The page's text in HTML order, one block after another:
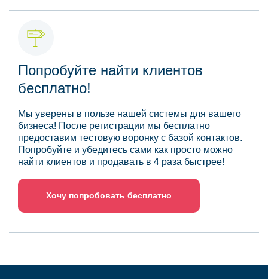
Попробуйте найти клиентов
бесплатно!
Мы уверены в пользе нашей системы для вашего
бизнеса! После регистрации мы бесплатно
предоставим тестовую воронку с базой контактов.
Попробуйте и убедитесь сами как просто можно
найти клиентов и продавать в 4 раза быстрее!
Хочу попробовать бесплатно